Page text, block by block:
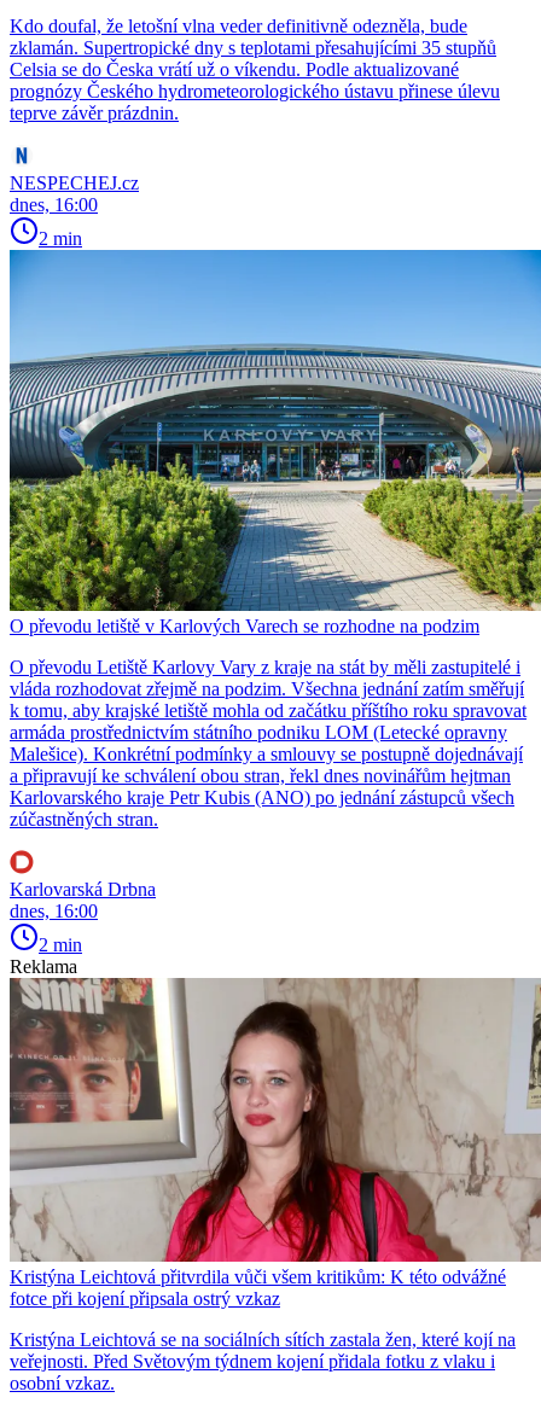
Kdo doufal, že letošní vlna veder definitivně odezněla, bude
zklamán. Supertropické dny s teplotami přesahujícími 35 stupňů
Celsia se do Česka vrátí už o víkendu. Podle aktualizované
prognózy Českého hydrometeorologického ústavu přinese úlevu
teprve závěr prázdnin.
NESPECHEJ.cz
dnes, 16:00
2 min
O převodu letiště v Karlových Varech se rozhodne na podzim
O převodu Letiště Karlovy Vary z kraje na stát by měli zastupitelé i
vláda rozhodovat zřejmě na podzim. Všechna jednání zatím směřují
k tomu, aby krajské letiště mohla od začátku příštího roku spravovat
armáda prostřednictvím státního podniku LOM (Letecké opravny
Malešice). Konkrétní podmínky a smlouvy se postupně dojednávají
a připravují ke schválení obou stran, řekl dnes novinářům hejtman
Karlovarského kraje Petr Kubis (ANO) po jednání zástupců všech
zúčastněných stran.
Karlovarská Drbna
dnes, 16:00
2 min
Reklama
Kristýna Leichtová přitvrdila vůči všem kritikům: K této odvážné
fotce při kojení připsala ostrý vzkaz
Kristýna Leichtová se na sociálních sítích zastala žen, které kojí na
veřejnosti. Před Světovým týdnem kojení přidala fotku z vlaku i
osobní vzkaz.